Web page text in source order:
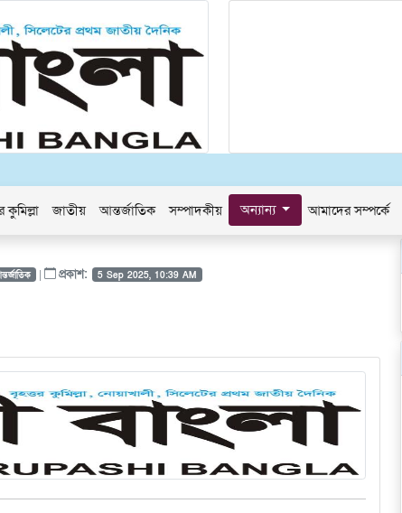
কুমিল্লা জাতীয় আন্তর্জাতিক সম্পাদকীয় অন্যান্য আমাদের সম্পর্কে
| প্রকাশ: 5 Sep 2025, 10:39 AM